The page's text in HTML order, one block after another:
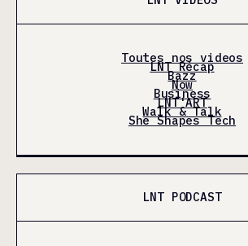
Toutes nos videos
LNT Récap
Bazz
Now
Business
LNT'ART
Walk & Talk
She Shapes Tech
LNT PODCAST